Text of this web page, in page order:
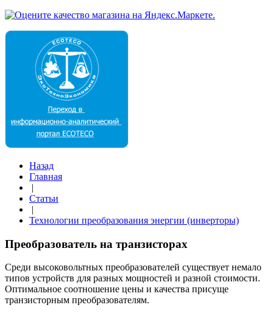
Назад
Главная
|
Статьи
|
Технологии преобразования энергии (инверторы)
Преобразователь на транзисторах
Среди высоковольтных преобразователей существует немало
типов устройств для разных мощностей и разной стоимости.
Оптимальное соотношение цены и качества присуще
транзисторным преобразователям.